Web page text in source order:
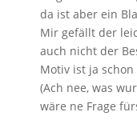
da ist aber ein
Mir gefällt der
auch nicht der
Motiv ist ja
(Ach nee, was
wäre ne Frage